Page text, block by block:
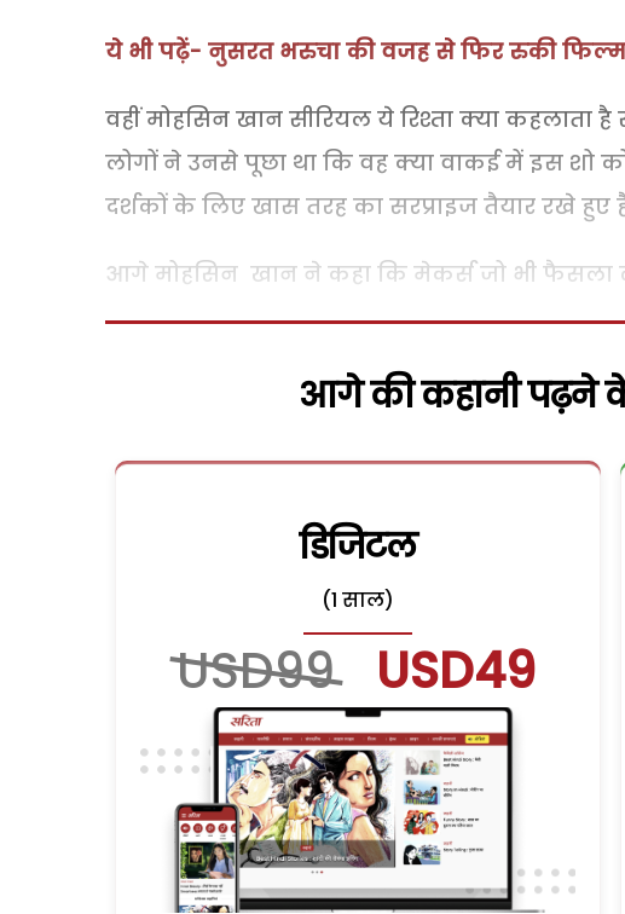
ये भी पढ़ें- नुसरत भरुचा की वजह से फिर रुकी
वहीं मोहसिन खान सीरियल ये रिश्ता क्या
लोगों ने उनसे पूछा था कि वह क्या वाकई में इस शो
दर्शकों के लिए खास तरह का सरप्राइज तैयार रखे हुए
आगे मोहसिन खान ने कहा कि मेकर्स जो भी
आगे की कहानी पढ़ने
डिजिटल
(1 साल)
USD99 USD49